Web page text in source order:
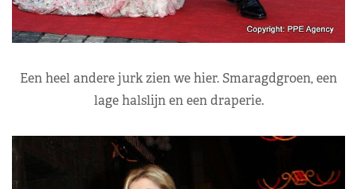
Een heel andere jurk zien we hier. Smaragdgroen, een
lage halslijn en een draperie.